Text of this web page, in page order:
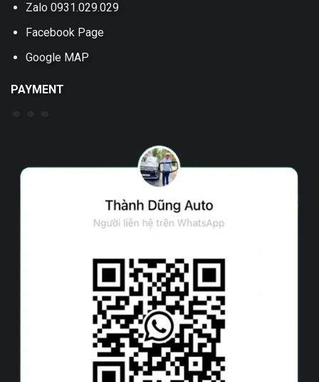
Zalo 0931.029.029
Facebook Page
Google MAP
PAYMENT